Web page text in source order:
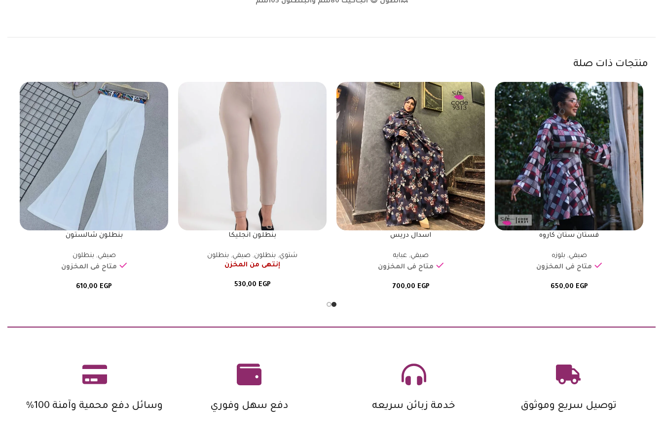
منتجات ذات صلة
فستان ستان كاروه
صيفي, بلوزه
متاح فى المخزون
650,00 EGP
اسدال دريس
صيفي,عبايه
متاح فى المخزون
700,00 EGP
بنطلون انجليكا
شتوي, بنطلون, صيفي, بنطلون
إنتهى من المخزن
530,00 EGP
بنطلون شالستون
صيفي, بنطلون
متاح فى المخزون
610,00 EGP
دفع سهل وفوري وسائل دفع محمية وآمنة 100% توصيل سريع وموثوق خدمة زبائن سريعه